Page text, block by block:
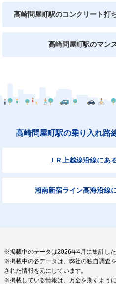
高崎問屋町駅のコンクリート打
高崎問屋町駅のマン
高崎問屋町駅の乗り入れ路
ＪＲ上越線沿線にあ
湘南新宿ライン高海沿線
※掲載中のデータは2026年4月に集計した
※掲載中の各データは、弊社の独自調査
された情報を元にしています。
※掲載している情報は、万全を期すよう